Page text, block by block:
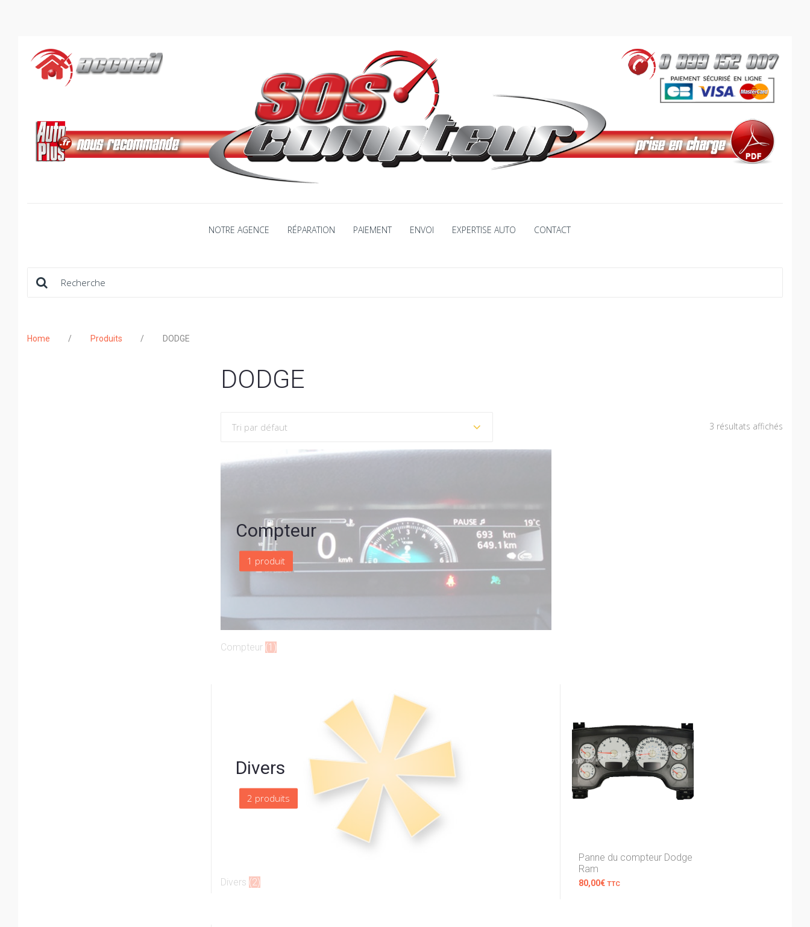
content
NOTRE AGENCE RÉPARATION PAIEMENT ENVOI EXPERTISE AUTO CONTACT
Rechercher:
Home / Produits / DODGE
DODGE
3 résultats affichés
Compteur (1)
Compteur
1 produit
Divers (2)
Divers
2 produits
Panne du compteur Dodge
Ram
80,00€ TTC